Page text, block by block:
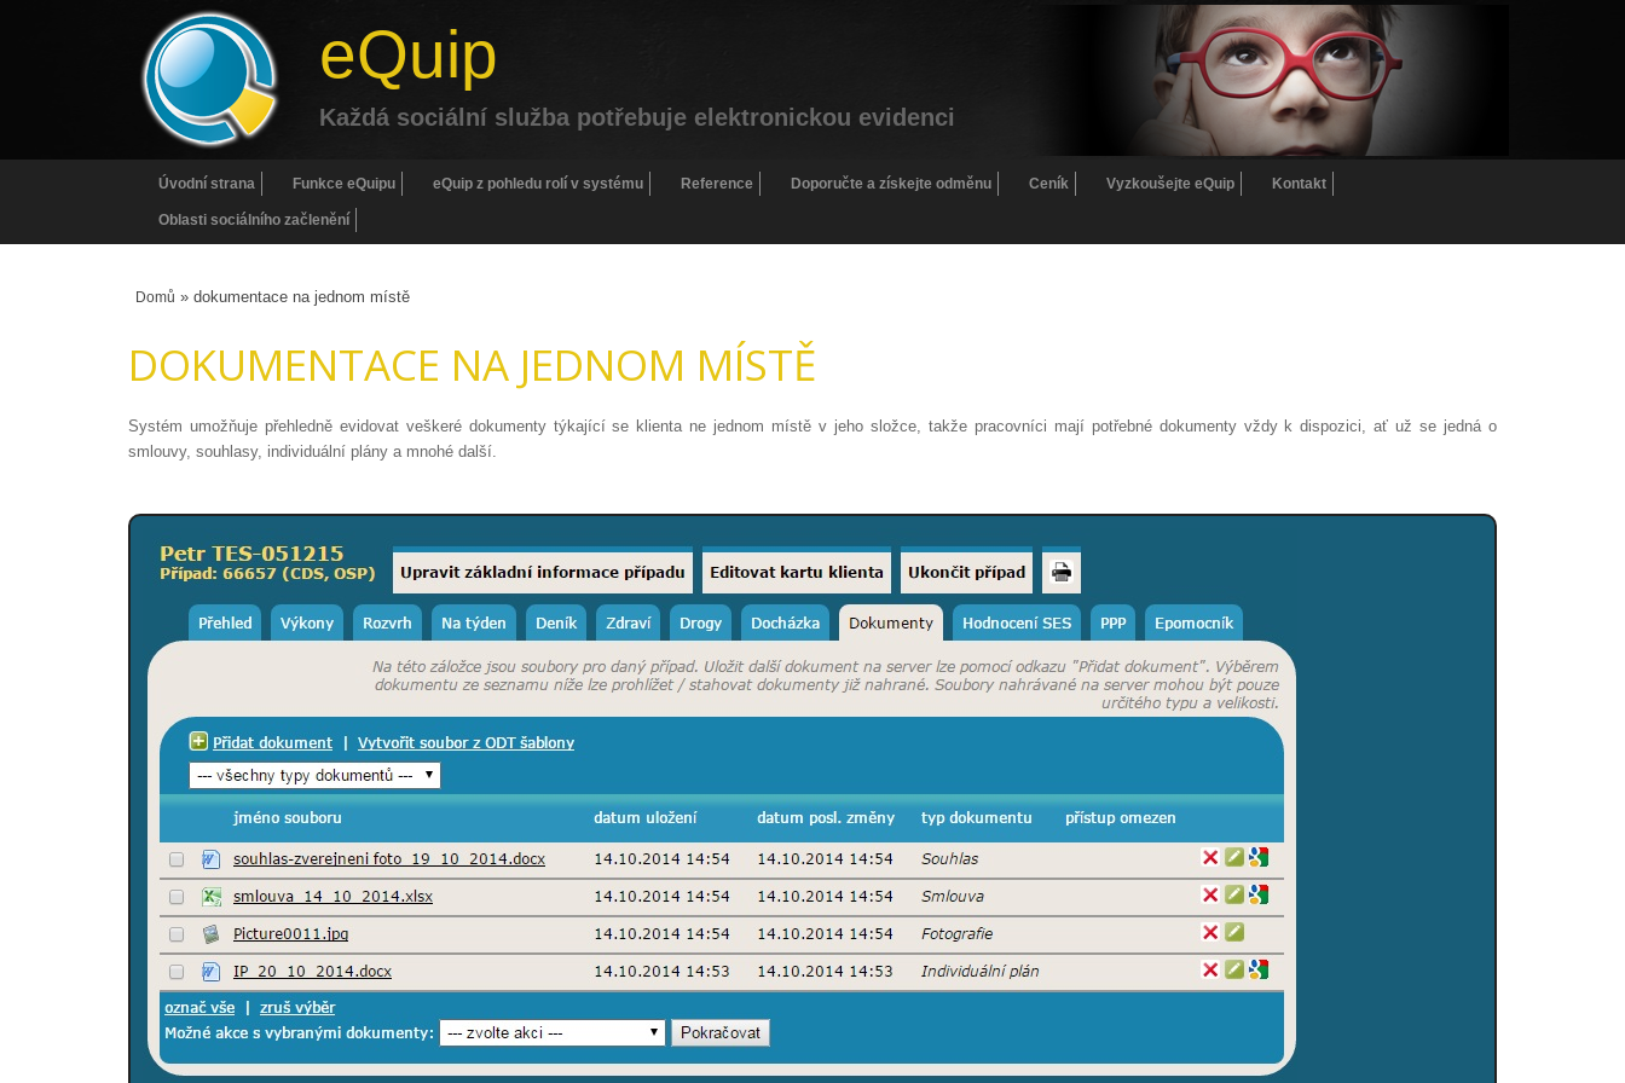
eQuip
Každá sociální služba potřebuje elektronickou evidenci
Úvodní strana Funkce eQuipu eQuip z pohledu rolí v systému Reference Doporučte a získejte odměnu Ceník Vyzkoušejte eQuip Kontakt
Oblasti sociálního začlenění
Domů » dokumentace na jednom místě
DOKUMENTACE NA JEDNOM MÍSTĚ
Systém umožňuje přehledně evidovat veškeré dokumenty týkající se klienta ne jednom místě v jeho složce, takže pracovníci mají potřebné dokumenty vždy k dispozici, ať už se jedná o
smlouvy, souhlasy, individuální plány a mnohé další.